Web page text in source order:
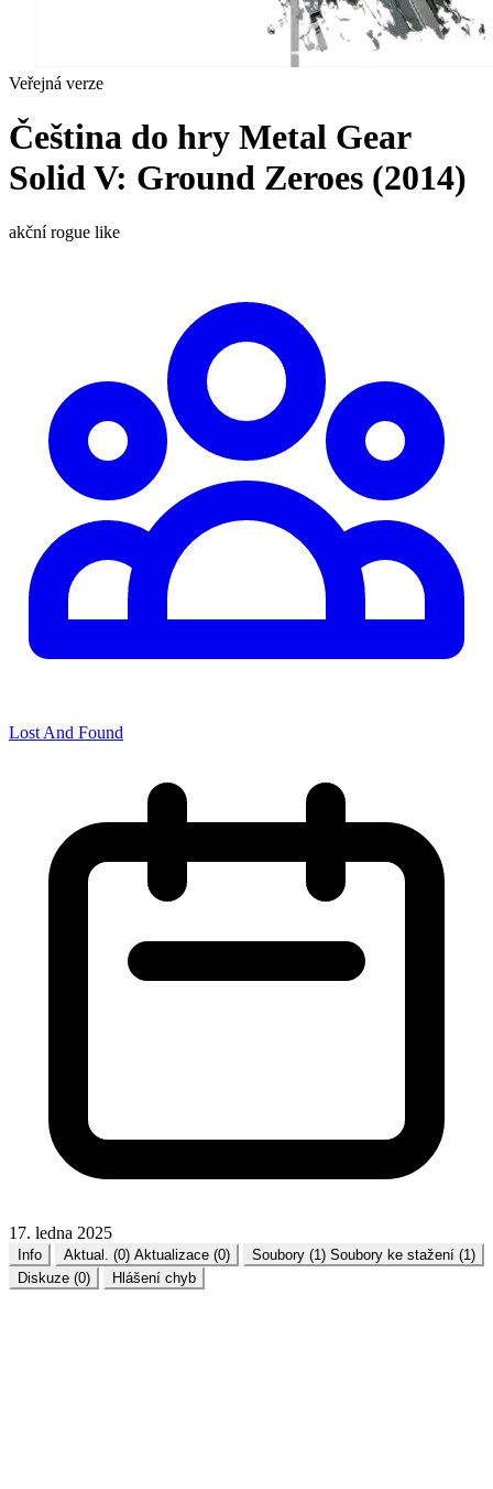
Veřejná verze
Čeština do hry Metal Gear
Solid V: Ground Zeroes (2014)
akční rogue like
Lost And Found
17. ledna 2025
Info Aktual. (0) Aktualizace (0) Soubory (1) Soubory ke stažení (1)
Diskuze (0)
Hlášení chyb